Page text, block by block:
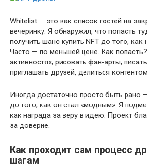
Whitelist — это как список гостей на
вечеринку. Я обнаружил, что попасть
получить шанс купить NFT до того, как
Часто — по меньшей цене. Как
активностях, рисовать фан-арты,
приглашать друзей, делиться
Иногда достаточно просто быть рано
до того, как он стал «модным». Я
как награда за веру в идею. Проект
за доверие.
Как проходит сам процесс
шагам